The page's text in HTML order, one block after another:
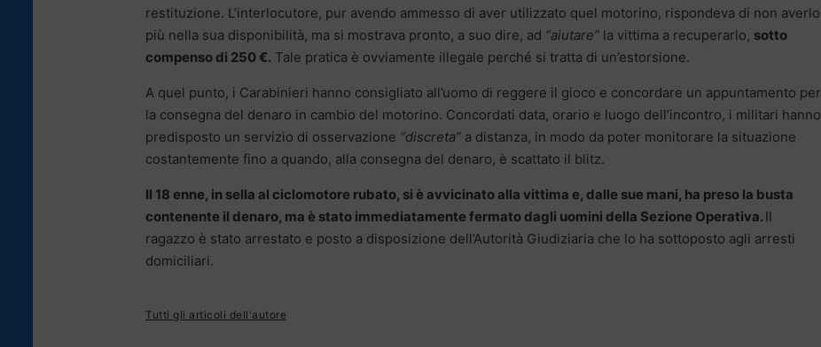
restituzione. L’interlocutore, pur avendo ammesso di aver utilizzato quel motorino, rispondeva di non averlo
più nella sua disponibilità, ma si mostrava pronto, a suo dire, ad “aiutare” la vittima a recuperarlo, sotto
compenso di 250 €. Tale pratica è ovviamente illegale perché si tratta di un’estorsione.
A quel punto, i Carabinieri hanno consigliato all’uomo di reggere il gioco e concordare un appuntamento per
la consegna del denaro in cambio del motorino. Concordati data, orario e luogo dell’incontro, i militari hanno
predisposto un servizio di osservazione “discreta” a distanza, in modo da poter monitorare la situazione
costantemente fino a quando, alla consegna del denaro, è scattato il blitz.
Il 18 enne, in sella al ciclomotore rubato, si è avvicinato alla vittima e, dalle sue mani, ha preso la busta
contenente il denaro, ma è stato immediatamente fermato dagli uomini della Sezione Operativa. Il
ragazzo è stato arrestato e posto a disposizione dell’Autorità Giudiziaria che lo ha sottoposto agli arresti
domiciliari.
Tutti gli articoli dell'autore